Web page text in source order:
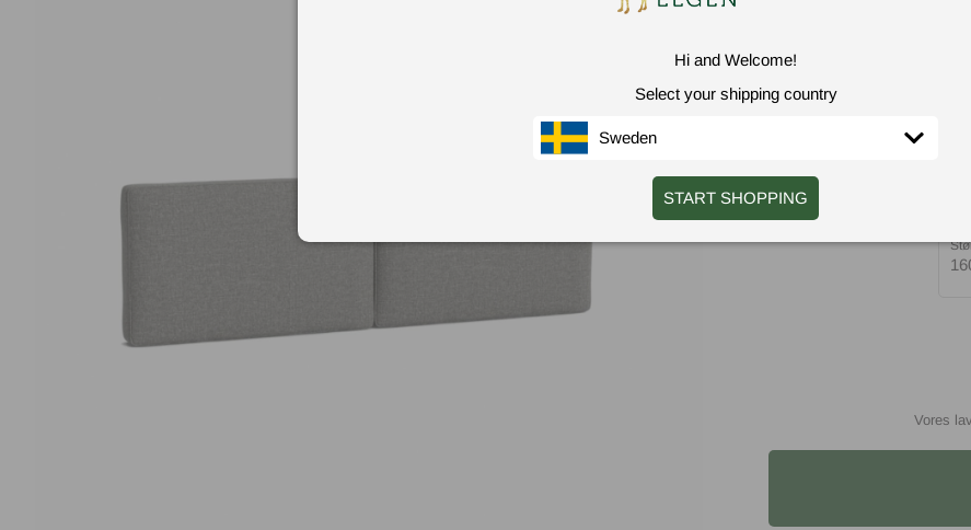
Carpe
Vores
Hi and Welcome!
Select your shipping country
Sweden
START SHOPPING